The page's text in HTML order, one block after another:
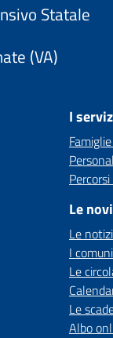
Statale
(VA)
I
Le
Le
I
Le
Le
Albo